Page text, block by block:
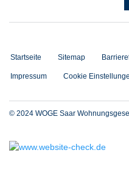
Startseite Sitemap
Impressum Cookie
© 2024 WOGE Saar